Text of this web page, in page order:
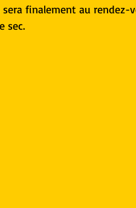
sera finalement au
sec.